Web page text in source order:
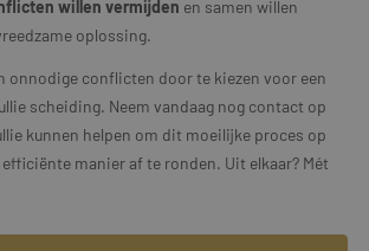
willen vermijden en samen willen
oplossing.
onnodige conflicten door te kiezen voor een
scheiding. Neem vandaag nog contact op
kunnen helpen om dit moeilijke proces op
manier af te ronden. Uit elkaar? Mét